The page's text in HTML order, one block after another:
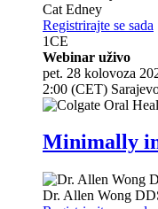
Cat Edney
Registrirajte se sada
1CE
Webinar uživo
pet. 28 kolovoza
2:00 (CET)
Minimally
Dr. Allen Wong